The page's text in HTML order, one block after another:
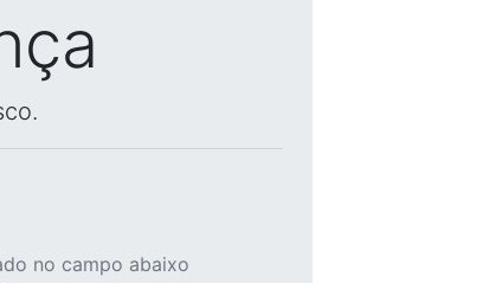
no campo abaixo